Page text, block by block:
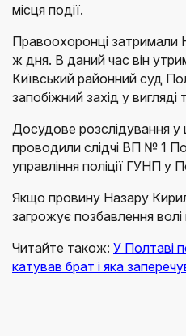
місця події.
Правоохоронці затримали
ж дня. В даний час він
Київський районний суд
запобіжний захід у
Досудове розслідування у
проводили слідчі ВП № 1
управління поліції ГУНП у
Якщо провину Назару
загрожує позбавлення волі
Читайте також: У Полтаві
катував брат і яка